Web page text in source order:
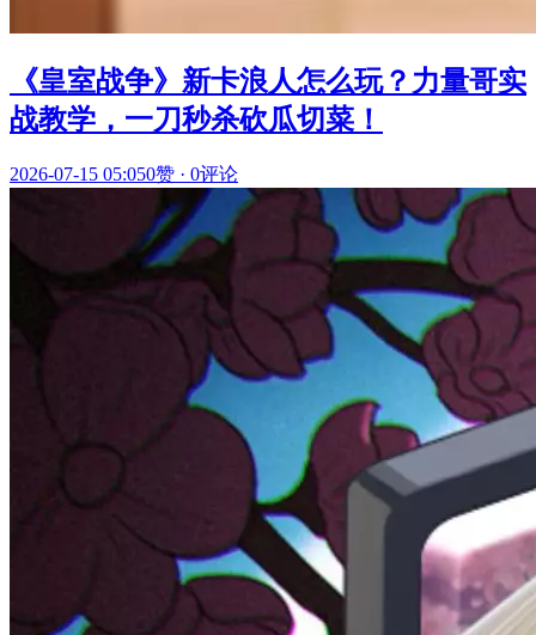
《皇室战争》新卡浪人怎么玩？力量哥实
战教学，一刀秒杀砍瓜切菜！
2026-07-15 05:050赞 · 0评论